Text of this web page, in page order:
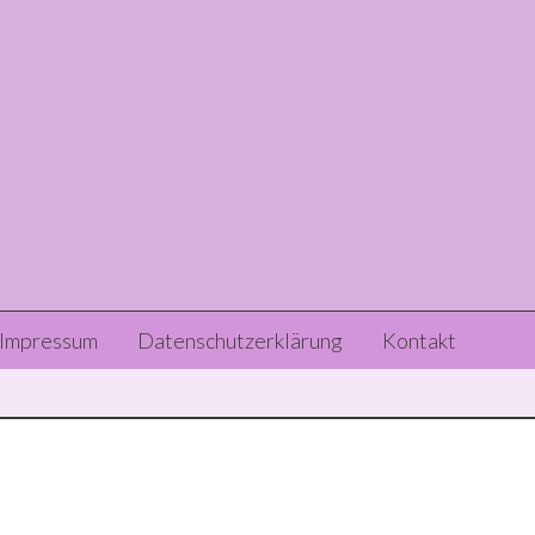
Header
Right
Impressum Datenschutzerklärung Kontakt